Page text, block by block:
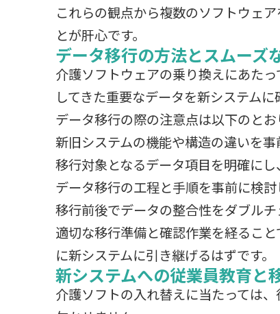
これらの観点から複数のソフトウェ
とが肝心です。
データ移行の方法とスムーズ
介護ソフトウェアの乗り換えにあた
してきた重要なデータを新システム
データ移行の際の注意点は以下のとお
新旧システムの機能や構造の違いを
移行対象となるデータ項目を明確に
データ移行の工程と手順を事前に検
移行前後でデータの整合性をダブル
適切な移行準備と確認作業を経るこ
に新システムに引き継げるはずです。
新システムへの従業員教育と
介護ソフトの入れ替えに当たっては